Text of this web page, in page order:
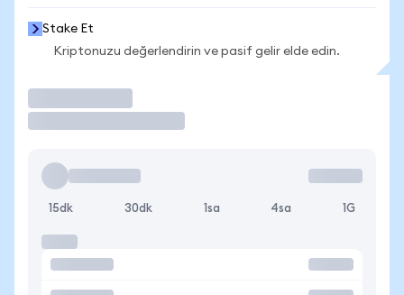
Stake Et
Kriptonuzu değerlendirin ve pasif gelir elde edin.
15dk 30dk 1sa 4sa 1G